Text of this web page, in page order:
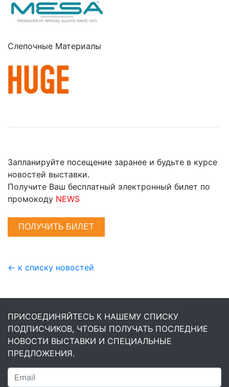
Cлепочные Материалы
Запланируйте посещение заранее и будьте в курсе
новостей выставки.
Получите Ваш бесплатный электронный билет по
промокоду NEWS
ПОЛУЧИТЬ БИЛЕТ
← к списку новостей
ПРИСОЕДИНЯЙТЕСЬ К НАШЕМУ СПИСКУ
ПОДПИСЧИКОВ, ЧТОБЫ ПОЛУЧАТЬ ПОСЛЕДНИЕ
НОВОСТИ ВЫСТАВКИ И СПЕЦИАЛЬНЫЕ
ПРЕДЛОЖЕНИЯ.